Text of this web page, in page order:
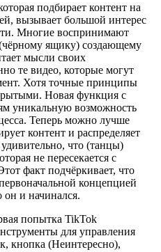
подбирает контент на
вызывает большой интерес
Многие воспринимают
ящику) создающему
мысли своих
те видео, которые могут
Хотя точные принципы
Новая функция с
уникальную возможность
Теперь можно лучше
контент и распределяет
что (танцы)
не пересекается с
факт подчёркивает, что
концепцией
он и начинался.
попытка TikTok
для управления
кнопка (Неинтересно),